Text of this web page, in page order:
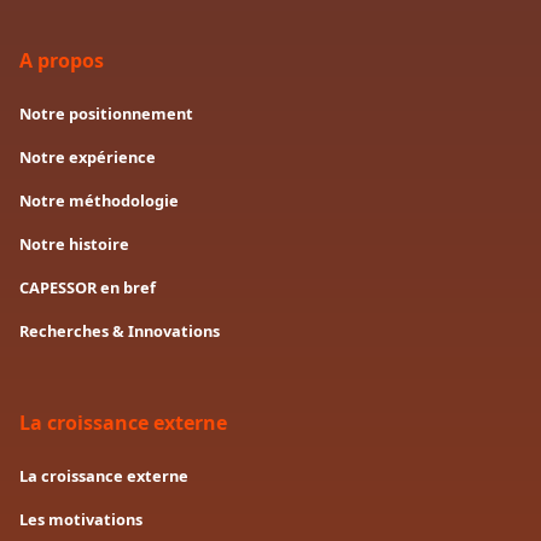
A propos
Notre positionnement
Notre expérience
Notre méthodologie
Notre histoire
CAPESSOR en bref
Recherches & Innovations
La croissance externe
La croissance externe
Les motivations